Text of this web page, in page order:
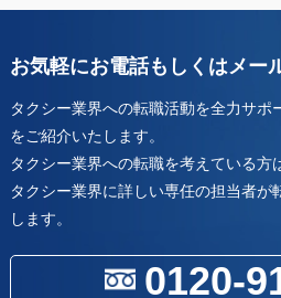
お気軽にお電話もしくはメー
タクシー業界への転職活動を全力サポ
をご紹介いたします。
タクシー業界への転職を考えている方
タクシー業界に詳しい専任の担当者が
します。
0120-